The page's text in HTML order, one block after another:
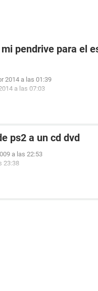
pendrive para el
2014 a las 01:39
a las 07:03
ps2 a un cd dvd
a las 22:53
23:38